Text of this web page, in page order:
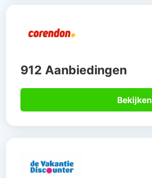
912 Aanbiedingen
Bekijken